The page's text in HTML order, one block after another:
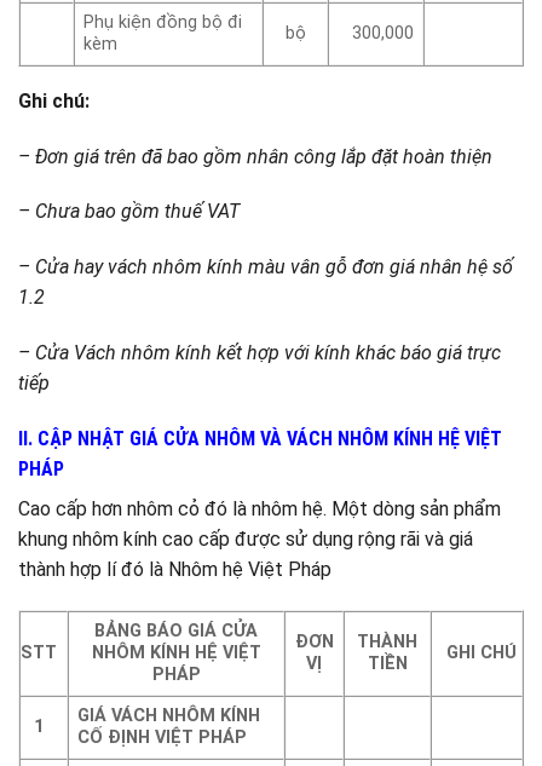
Phụ kiện đồng bộ đi
kèm
bộ 300,000
Ghi chú:
– Đơn giá trên đã bao gồm nhân công lắp đặt hoàn thiện
– Chưa bao gồm thuế VAT
– Cửa hay vách nhôm kính màu vân gỗ đơn giá nhân hệ số
1.2
– Cửa Vách nhôm kính kết hợp với kính khác báo giá trực
tiếp
II. CẬP NHẬT GIÁ CỬA NHÔM VÀ VÁCH NHÔM KÍNH HỆ VIỆT
PHÁP
Cao cấp hơn nhôm cỏ đó là nhôm hệ. Một dòng sản phẩm
khung nhôm kính cao cấp được sử dụng rộng rãi và giá
thành hợp lí đó là Nhôm hệ Việt Pháp
STT
BẢNG BÁO GIÁ CỬA
NHÔM KÍNH HỆ VIỆT
PHÁP
ĐƠN
VỊ
THÀNH
TIỀN
GHI CHÚ
1
GIÁ VÁCH NHÔM KÍNH
CỐ ĐỊNH VIỆT PHÁP